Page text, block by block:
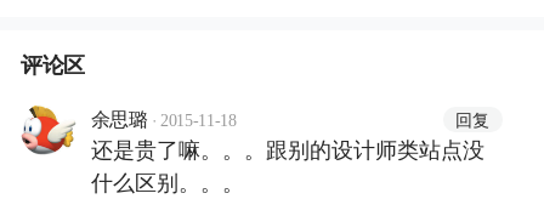
评论区
余思璐 · 2015-11-18 回复
还是贵了嘛。。。跟别的设计师类站点没
什么区别。。。